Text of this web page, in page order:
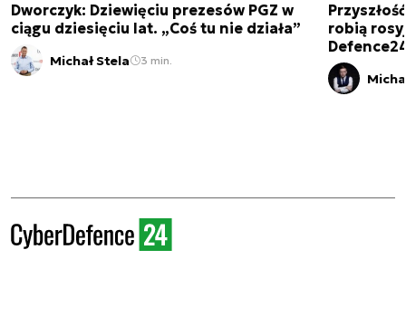
Dworczyk: Dziewięciu prezesów PGZ w
ciągu dziesięciu lat. „Coś tu nie działa”
Michał Stela 3 min.
robią